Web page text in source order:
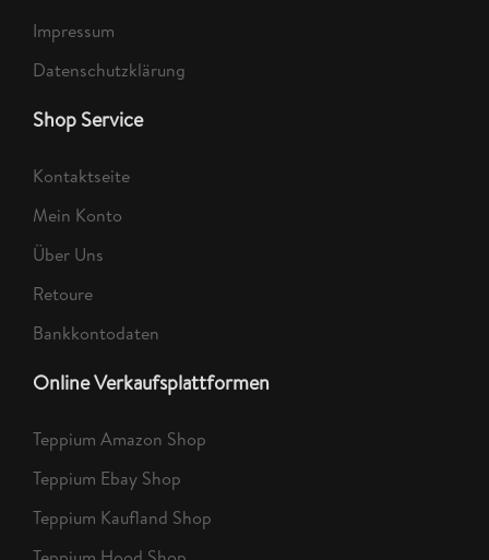
Impressum
Datenschutzklärung
Shop Service
Kontaktseite
Mein Konto
Über Uns
Retoure
Bankkontodaten
Online Verkaufsplattformen
Teppium Amazon Shop
Teppium Ebay Shop
Teppium Kaufland Shop